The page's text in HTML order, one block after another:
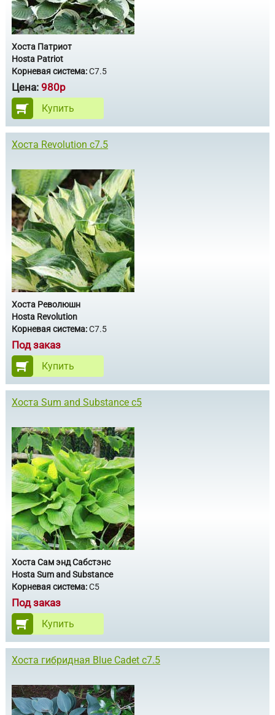
Хоста Патриот
Hosta Patriot
Корневая система:С7.5
Цена: 980р
Купить
Хоста Revolution с7.5
Хоста Революшн
Hosta Revolution
Корневая система:С7.5
Под заказ
Купить
Хоста Sum and Substance с5
Хоста Сам энд Сабстэнс
Hosta Sum and Substance
Корневая система:С5
Под заказ
Купить
Хоста гибридная Blue Cadet с7.5